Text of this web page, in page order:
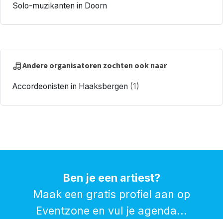
Solo-muzikanten in Doorn
Andere organisatoren zochten ook naar
Accordeonisten in Haaksbergen (1)
Ben je een artiest?
Maak een gratis profiel aan op
Eventzone en vul je agenda...